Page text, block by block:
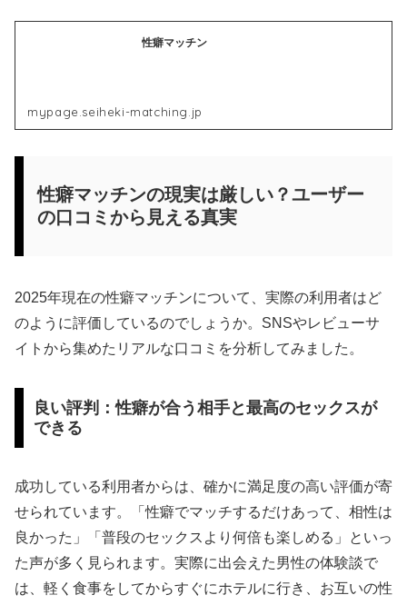
性癖マッチン
mypage.seiheki-matching.jp
性癖マッチンの現実は厳しい？ユーザー
の口コミから見える真実
2025年現在の性癖マッチンについて、実際の利用者はど
のように評価しているのでしょうか。SNSやレビューサ
イトから集めたリアルな口コミを分析してみました。
良い評判：性癖が合う相手と最高のセックスが
できる
成功している利用者からは、確かに満足度の高い評価が寄
せられています。「性癖でマッチするだけあって、相性は
良かった」「普段のセックスより何倍も楽しめる」といっ
た声が多く見られます。実際に出会えた男性の体験談で
は、軽く食事をしてからすぐにホテルに行き、お互いの性